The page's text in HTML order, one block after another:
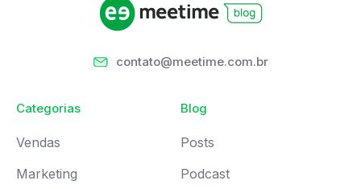
contato@meetime.com.br
Categorias
Vendas
Marketing
Blog
Posts
Podcast